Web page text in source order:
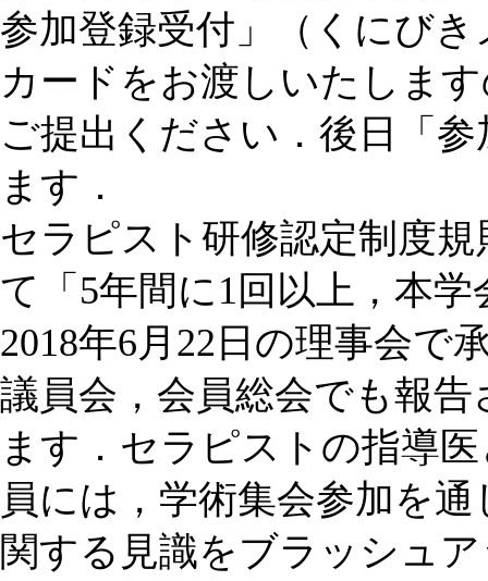
参加登録受付」（くにび
カードをお渡しいたしま
ご提出ください．後日「
ます．
セラピスト研修認定制度
て「5年間に1回以上，本
2018年6月22日の理事会で
議員会，会員総会でも報
ます．セラピストの指導
員には，学術集会参加を
関する見識をブラッシュ